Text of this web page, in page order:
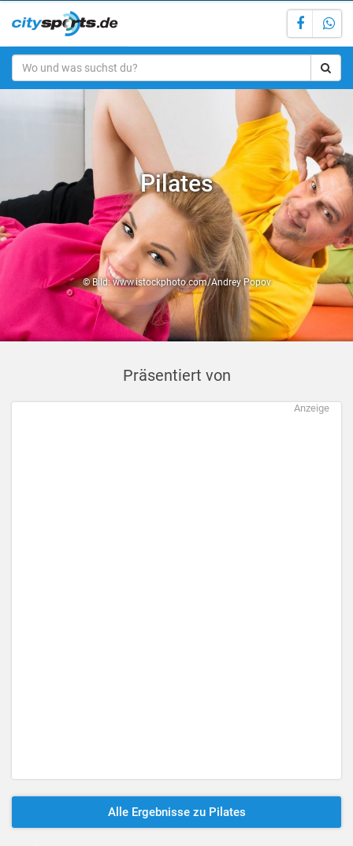
Pilates
© Bild: www.istockphoto.com/Andrey Popov
Präsentiert von
Anzeige
Alle Ergebnisse zu Pilates